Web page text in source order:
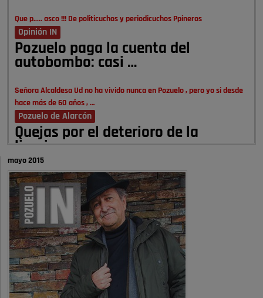
Que p..... asco !!! De politicuchos y periodicuchos Ppineros
Opinión IN
Pozuelo paga la cuenta del
autobombo: casi …
Señora Alcaldesa Ud no ha vivido nunca en Pozuelo , pero yo si desde
hace más de 60 años , …
Pozuelo de Alarcón
Quejas por el deterioro de la
limpieza …
A ver si es posible que haya vivienda para familias con hijos y no
solamente jóvenes que no es tan …
Pozuelo de Alarcón
Pozuelo desbloquea
definitivamente Huerta Grande: las
obras …
Donde pueden inscribirse las personas empadronados en Pozuelo para
la vivienda asequible .
mayo 2015